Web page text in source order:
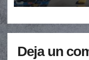
Deja un